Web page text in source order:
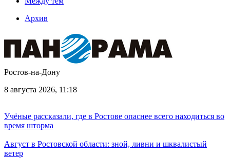
Архив
Ростов-на-Дону
8 августа 2026, 11:18
Учёные рассказали, где в Ростове опаснее всего находиться во
время шторма
Август в Ростовской области: зной, ливни и шквалистый
ветер